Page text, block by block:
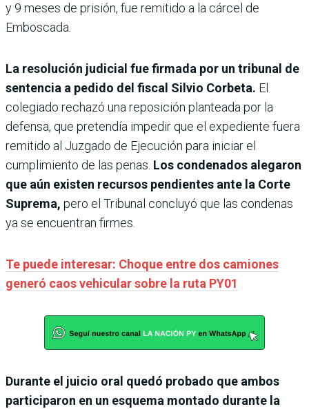
y 9 meses de prisión, fue remitido a la cárcel de
Emboscada.
La resolución judicial fue firmada por un tribunal de
sentencia a pedido del fiscal Silvio Corbeta. El
colegiado rechazó una reposición planteada por la
defensa, que pretendía impedir que el expediente fuera
remitido al Juzgado de Ejecución para iniciar el
cumplimiento de las penas. Los condenados alegaron
que aún existen recursos pendientes ante la Corte
Suprema, pero el Tribunal concluyó que las condenas
ya se encuentran firmes.
Te puede interesar: Choque entre dos camiones
generó caos vehicular sobre la ruta PY01
Durante el juicio oral quedó probado que ambos
participaron en un esquema montado durante la